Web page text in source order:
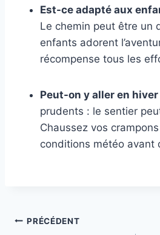
Est-ce adapté aux
Le chemin peut être un
enfants adorent
récompense tous les
Peut-on y aller en hiver
prudents : le sentier
Chaussez vos
conditions météo avant
Navigation
PRÉCÉDENT